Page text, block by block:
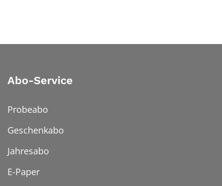
Abo-Service
Probeabo
Geschenkabo
Jahresabo
E-Paper